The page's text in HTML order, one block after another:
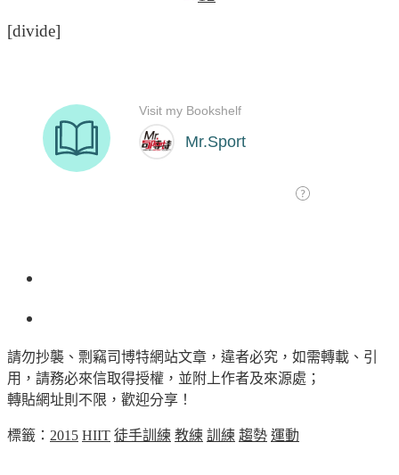
[divide]
請勿抄襲、剽竊司博特網站文章，違者必究，如需轉載、引
用，請務必來信取得授權，並附上作者及來源處；
轉貼網址則不限，歡迎分享！
標籤： 2015 HIIT 徒手訓練 教練 訓練 趨勢 運動